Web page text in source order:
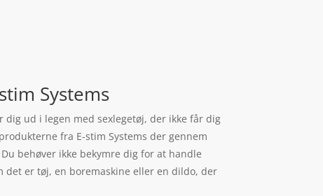
Systems
dig ud i legen med sexlegetøj, der ikke får dig
fra E-stim Systems der gennem
behøver ikke bekymre dig for at handle
det er tøj, en boremaskine eller en dildo, der